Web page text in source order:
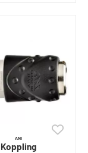
ANI
Koppling